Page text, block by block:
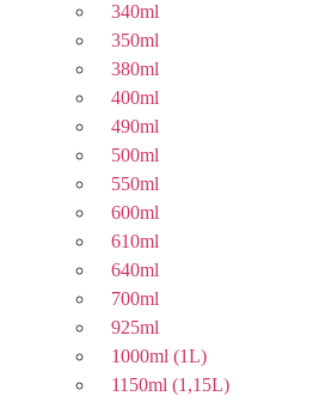
340ml
350ml
380ml
400ml
490ml
500ml
550ml
600ml
610ml
640ml
700ml
925ml
1000ml (1L)
1150ml (1,15L)